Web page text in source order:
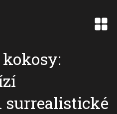
surrealistické